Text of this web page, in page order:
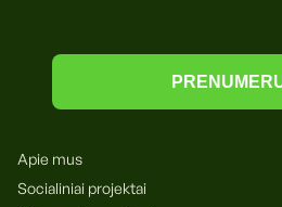
Apie mus
Socialiniai projektai